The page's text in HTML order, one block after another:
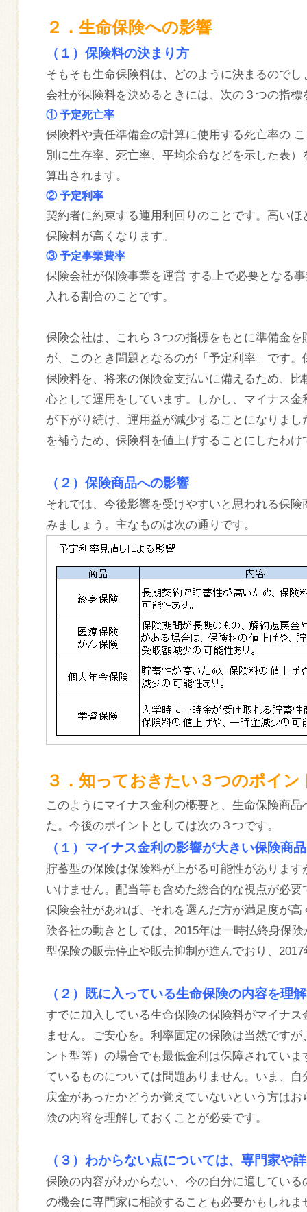
２．生命保険への影響
（１）保険料の決まり方
そもそも生命保険料は、どのように決まるので
会社が保険料を決めるときには、次の３つの指標
① 予定死亡率
保険料や責任準備金の計算に使用する死亡率の
別に生存率、死亡率、平均余命などを示した表
算出されます。
② 予定利率
契約者に約束する運用利回りのことです。高い
保険料が高くなります。
③ 予定事業費率
保険会社が保険事業を運営 する上で必要となる
入れる割合のことです。
保険会社は、これら３つの指標をもとに準備金
が、このとき問題となるのが「予定利率」です
保険料を、将来の保険金支払いに備えるため、
心として運用をしています。しかし、マイナス
が下がり続け、運用益が減少することになりま
を補うため、保険料を値上げすることにしたわけ
（２）保険商品への影響
それでは、今後影響を受けやすいと思われる保
みましょう。主なものは次の通りです。
３．知っておきたい３つのポイン
このようにマイナス金利の概要と、生命保険商
た。今後のポイントとしては次の３つです。
（１）マイナス金利の影響が大きい保険商
貯蓄型の保険は保険料が上がる可能性がありま
いけません。配当等も含めた総合的な視点が必
保険会社があれば、それを選んだ方が満足度が
険各社の動きとしては、2015年は一時払終身保
型保険の販売停止や販売抑制が進んでおり、
（２）既に入っている生命保険の内容を理
すでに加入している生命保険の保険料がマイナ
ません。ご安心を。利率固定の保険は当然です
ント型等）の場合でも最低金利は保障されてい
ているものについては問題ありません。いま、
戻金があったかどうか覚えていないという方は
険の内容を理解しておくことが必要です。
（３）わからない点については、専門家や
保険の内容がわからない、今の自分に適してい
の機会に専門家に相談することも必要かもしれ